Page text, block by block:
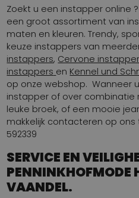
Zoekt u een instapper online
een groot assortiment van
maten en kleuren. Trendy,
keuze instappers van
instappers, Cervone
instappers en Kennel und
op onze webshop. Wanneer
instapper of over combinatie
leuke broek, of een mooie
makkelijk contacteren op
592339
SERVICE EN
PENNINKHOFMODE
VAANDEL.